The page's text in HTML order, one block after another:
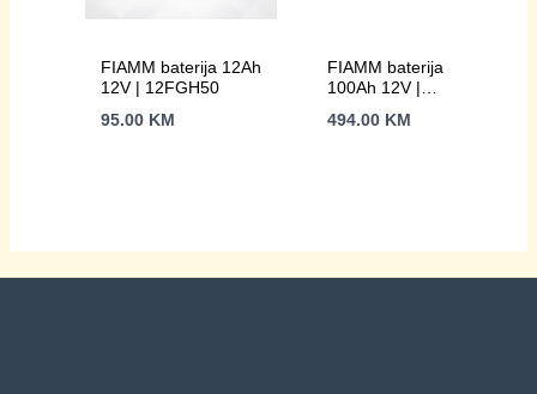
FIAMM baterija 12Ah
12V | 12FGH50
95.00 KM
FIAMM baterija
100Ah 12V |
494.00 KM